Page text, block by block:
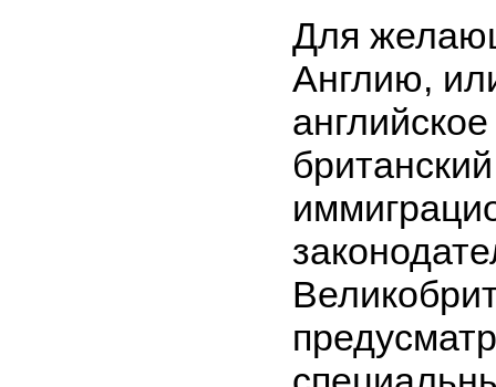
Для
Англию,